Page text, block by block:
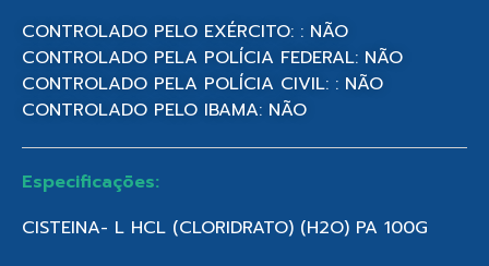
CONTROLADO PELO EXÉRCITO: : NÃO
CONTROLADO PELA POLÍCIA FEDERAL: NÃO
CONTROLADO PELA POLÍCIA CIVIL: : NÃO
CONTROLADO PELO IBAMA: NÃO
Especificações:
CISTEINA- L HCL (CLORIDRATO) (H2O) PA 100G